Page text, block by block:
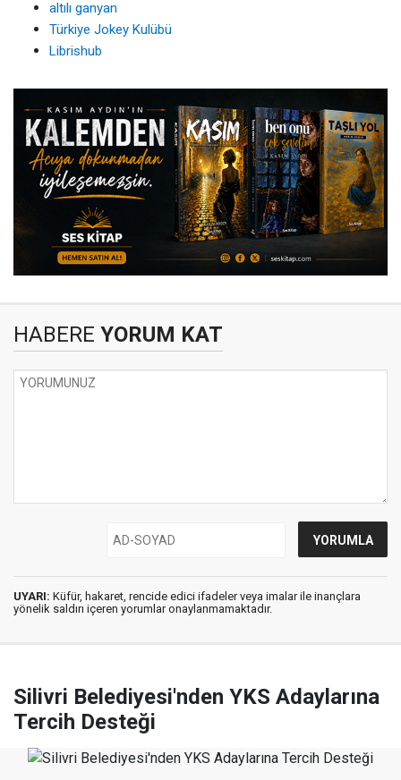
altılı ganyan
Türkiye Jokey Kulübü
Librishub
HABERE YORUM KAT
UYARI: Küfür, hakaret, rencide edici ifadeler veya imalar ile inançlara
yönelik saldırı içeren yorumlar onaylanmamaktadır.
Silivri Belediyesi'nden YKS Adaylarına
Tercih Desteği